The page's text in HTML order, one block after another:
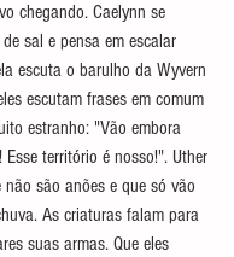
chegando. Caelynn se
sal e pensa em escalar
escuta o barulho da Wyvern
escutam frases em comum
estranho: "Vão embora
Esse território é nosso!". Uther
são anões e que só vão
As criaturas falam para
suas armas. Que eles